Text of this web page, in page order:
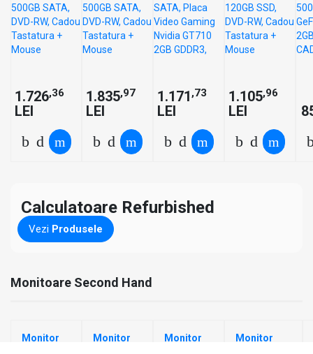
500GB
SATA,
DVD-RW,
Cadou
1.726,36
LEI
500GB
SATA,
DVD-RW,
Cadou
1.835,97
LEI
1TB SATA,
Placa
Video
Gaming
2GB
GDDR3,
DVD-RW,
Cadou
Tastatura
1.171 ,73
LEI
120GB
SSD, DVD-
RW,
Cadou
1.105,96
LEI
Calculatoare Refurbished
Vezi Produsele
Monitoare Second Hand
Monitor
Monitor
Monitor
Monitor